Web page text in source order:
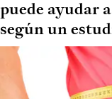
puede ayudar
según un